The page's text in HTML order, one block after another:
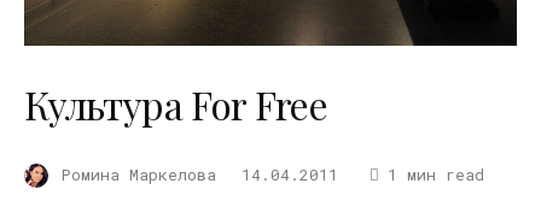
Культура For Free
Ромина Маркелова 14.04.2011 1 мин read